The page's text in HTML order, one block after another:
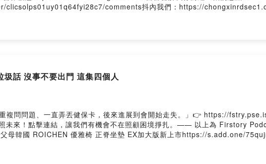
comments抖內我們：https://
圾話 沒事不要出門 這集四個人
複問問題、一直弄丟健保卡，後來進展到會開始走失。」👉 https://
未來！點擊連結，讓我們有機會不在照顧困境掙扎。—— 以上為 Firstory
母韓國 ROICHEN 優雅椅 正脊坐墊 EX加大版新上市https://s.add.one/
一段 Facebook重新路一段 Instagram重新路一段 YouTube重新路一段